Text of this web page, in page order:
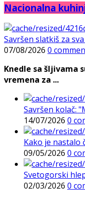
Nacionalna
Savršen slatkiš za sva
07/08/2026 0
Knedle sa šljivama
vremena za ...
Savršen kolač:
14/07/2026 0
Kako je nastalo
09/05/2026 0
Svetogorski
02/03/2026 0